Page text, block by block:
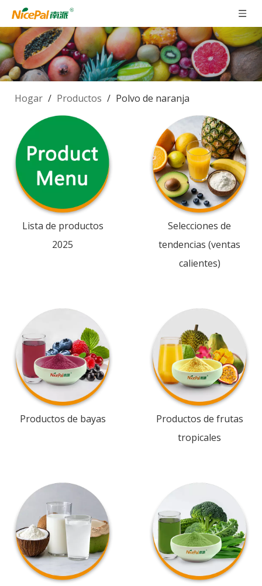
Hogar / Productos / Polvo de naranja
Lista de productos
2025
Selecciones de
tendencias (ventas
calientes)
Productos de bayas
Productos de frutas
tropicales